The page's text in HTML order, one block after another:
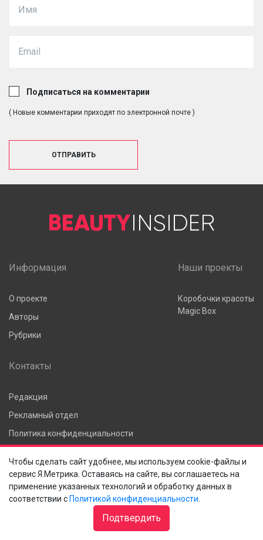
Подписаться на комментарии
( Новые комментарии приходят по электронной почте )
ОТПРАВИТЬ
Чтобы сделать сайт удобнее, мы используем cookie-файлы и
сервис Я.Метрика. Оставаясь на сайте, вы соглашаетесь на
применение указанных технологий и обработку данных в
соответствии с Политикой конфиденциальности
Подтвердить
Информация
О проекте
Авторы
Рубрики
Наши проекты
Коробочки красоты
Magic Box
Контакты
Редакция
Рекламный отдел
Политика конфиденциальности
Архив